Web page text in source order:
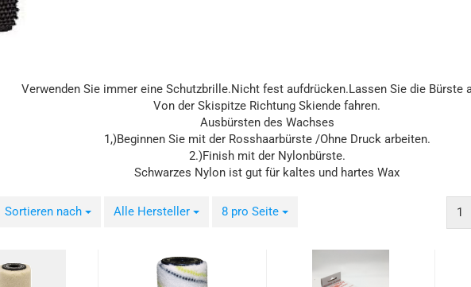
Verwenden Sie immer eine Schutzbrille.Nicht fest aufdrücken.Lassen Sie die Bürste
Von der Skispitze Richtung Skiende fahren.
Ausbürsten des Wachses
1,)Beginnen Sie mit der Rosshaarbürste /Ohne Druck arbeiten.
2.)Finish mit der Nylonbürste.
Schwarzes Nylon ist gut für kaltes und hartes Wax
Sortieren nach
Sortieren nach Alle Hersteller
pro Seite 8 pro Seite
pro Seite 1